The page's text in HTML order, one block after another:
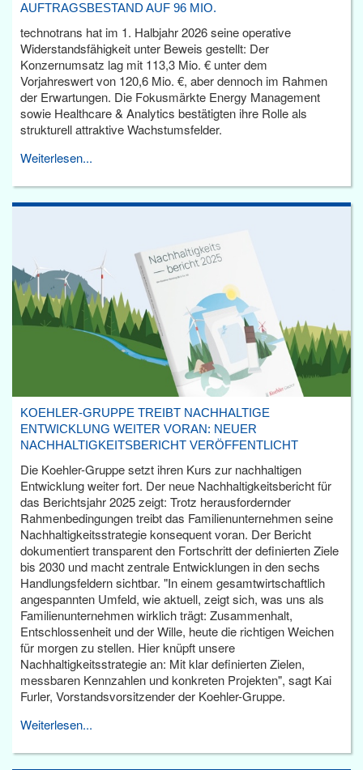
AUFTRAGSBESTAND AUF 96 MIO.
technotrans hat im 1. Halbjahr 2026 seine operative
Widerstandsfähigkeit unter Beweis gestellt: Der
Konzernumsatz lag mit 113,3 Mio. € unter dem
Vorjahreswert von 120,6 Mio. €, aber dennoch im Rahmen
der Erwartungen. Die Fokusmärkte Energy Management
sowie Healthcare & Analytics bestätigten ihre Rolle als
strukturell attraktive Wachstumsfelder.
Weiterlesen...
KOEHLER-GRUPPE TREIBT NACHHALTIGE
ENTWICKLUNG WEITER VORAN: NEUER
NACHHALTIGKEITSBERICHT VERÖFFENTLICHT
Die Koehler-Gruppe setzt ihren Kurs zur nachhaltigen
Entwicklung weiter fort. Der neue Nachhaltigkeitsbericht für
das Berichtsjahr 2025 zeigt: Trotz herausfordernder
Rahmenbedingungen treibt das Familienunternehmen seine
Nachhaltigkeitsstrategie konsequent voran. Der Bericht
dokumentiert transparent den Fortschritt der definierten Ziele
bis 2030 und macht zentrale Entwicklungen in den sechs
Handlungsfeldern sichtbar. "In einem gesamtwirtschaftlich
angespannten Umfeld, wie aktuell, zeigt sich, was uns als
Familienunternehmen wirklich trägt: Zusammenhalt,
Entschlossenheit und der Wille, heute die richtigen Weichen
für morgen zu stellen. Hier knüpft unsere
Nachhaltigkeitsstrategie an: Mit klar definierten Zielen,
messbaren Kennzahlen und konkreten Projekten", sagt Kai
Furler, Vorstandsvorsitzender der Koehler-Gruppe.
Weiterlesen...